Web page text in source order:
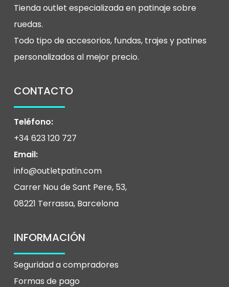
en
página
de
Tienda outlet especializada en patinaje sobre
ruedas.
Todo tipo de accesorios, fundas, trajes y patines
personalizados al mejor precio.
CONTACTO
Teléfono:
+34 623 120 727
Email:
info@outletpatin.com
Carrer Nou de Sant Pere, 53,
08221 Terrassa, Barcelona
INFORMACIÓN
Seguridad a compradores
Formas de pago